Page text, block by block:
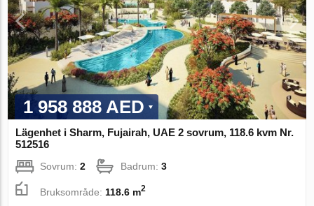
1 958 888 AED
Lägenhet i Sharm, Fujairah, UAE 2 sovrum, 118.6 kvm Nr.
512516
Sovrum:2 Badrum:3
Bruksområde: 118.6 m2